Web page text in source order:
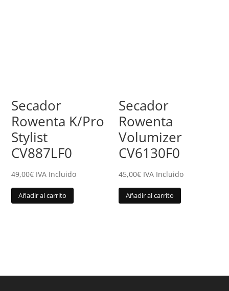
Secador
Rowenta K/Pro
Stylist
CV887LF0
49,00€ IVA Incluido
Añadir al carrito
Secador
Rowenta
Volumizer
CV6130F0
45,00€ IVA Incluido
Añadir al carrito